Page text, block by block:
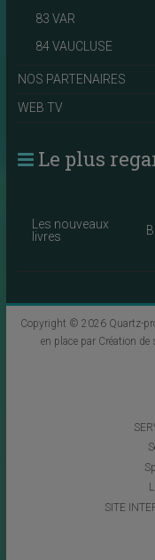
83 VAR
84 VAUCLUSE
NOS PARTENAIRES
WEB TV
Le plus
Les nouveaux
livres
Copyright © 2026 Quartz-
en place par Création de
SITE